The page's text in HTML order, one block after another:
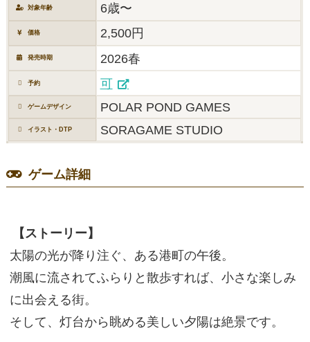
対象年齢 6歳〜
価格 2,500円
発売時期 2026春
予約 可
ゲームデザイン POLAR POND GAMES
イラスト・DTP SORAGAME STUDIO
ゲーム詳細
【ストーリー】
太陽の光が降り注ぐ、ある港町の午後。
潮風に流されてふらりと散歩すれば、小さな楽しみ
に出会える街。
そして、灯台から眺める美しい夕陽は絶景です。